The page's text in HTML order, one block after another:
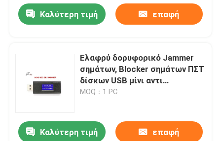
Καλύτερη τιμή επαφή
Ελαφρύ δορυφορικό Jammer
σημάτων, Blocker σημάτων ΠΣΤ
δίσκων USB μίνι αντι
ακολουθώντας συσκευή
MOQ：1 PC
Καλύτερη τιμή επαφή